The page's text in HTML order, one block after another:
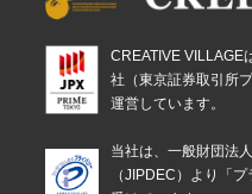
CREATIVE VILLAGE
社（東京証券取引所
運営しています。
当社は、一般財団法
（JIPDEC）より「